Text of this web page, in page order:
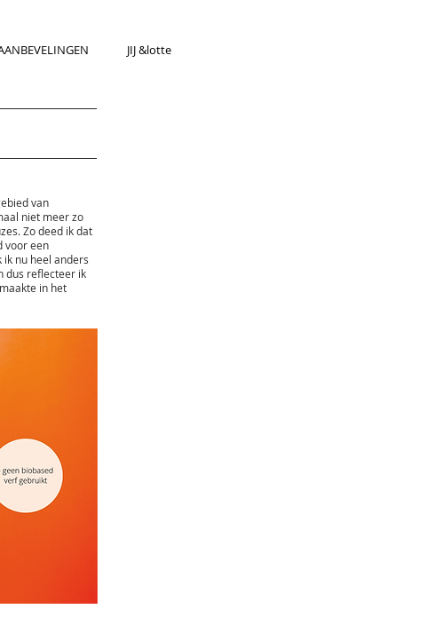
JIJ &lotte
van
niet meer zo
Zo deed ik dat
voor een
nu heel anders
dus reflecteer ik
in het